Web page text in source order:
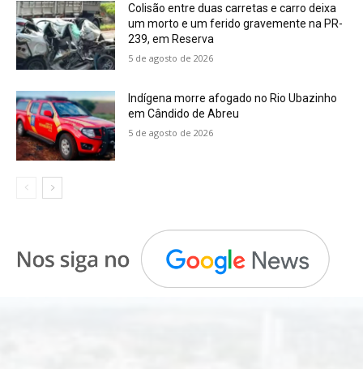
Colisão entre duas carretas e carro deixa
um morto e um ferido gravemente na PR-
239, em Reserva
5 de agosto de 2026
Indígena morre afogado no Rio Ubazinho
em Cândido de Abreu
5 de agosto de 2026